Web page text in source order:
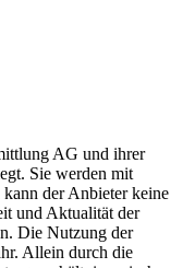
AG und ihrer
Sie werden mit
der Anbieter keine
und Aktualität der
Die Nutzung der
Allein durch die